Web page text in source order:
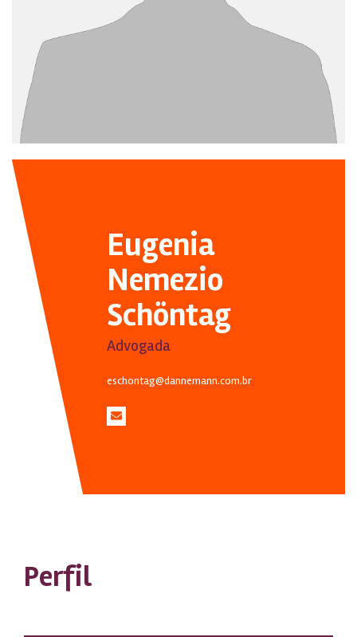
Eugenia
Nemezio
Schöntag
Advogada
eschontag@dannemann.com.br
Perfil